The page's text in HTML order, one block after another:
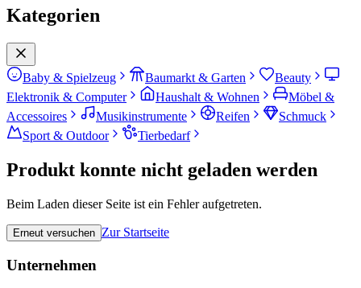
Kategorien
Baby & Spielzeug Baumarkt & Garten
Beauty
Elektronik & Computer
Haushalt & Wohnen
Möbel &
Accessoires
Musikinstrumente Reifen
Schmuck
Sport & Outdoor
Tierbedarf
Produkt konnte nicht geladen werden
Beim Laden dieser Seite ist ein Fehler aufgetreten.
Erneut versuchen Zur Startseite
Unternehmen